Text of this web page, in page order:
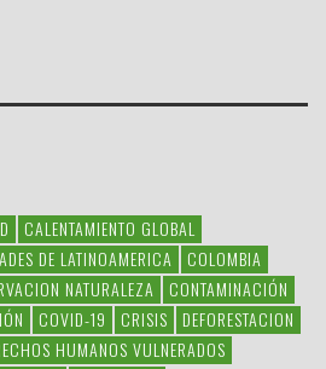
CALENTAMIENTO GLOBAL
DE LATINOAMERICA
COLOMBIA
NATURALEZA
CONTAMINACIÓN
COVID-19 CRISIS
DEFORESTACION
HUMANOS VULNERADOS